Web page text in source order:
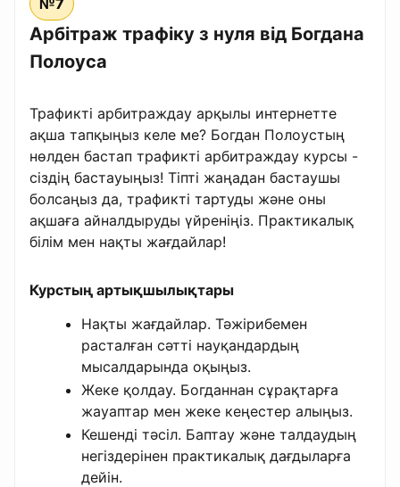
Арбітраж трафіку з нуля від Богдана
Полоуса
Трафикті арбитраждау арқылы интернетте
ақша тапқыңыз келе ме? Богдан Полоустың
нөлден бастап трафикті арбитраждау курсы -
сіздің бастауыңыз! Тіпті жаңадан бастаушы
болсаңыз да, трафикті тартуды және оны
ақшаға айналдыруды үйреніңіз. Практикалық
білім мен нақты жағдайлар!
Курстың артықшылықтары
Нақты жағдайлар. Тәжірибемен
расталған сәтті науқандардың
мысалдарында оқыңыз.
Жеке қолдау. Богданнан сұрақтарға
жауаптар мен жеке кеңестер алыңыз.
Кешенді тәсіл. Баптау және талдаудың
негіздерінен практикалық дағдыларға
дейін.